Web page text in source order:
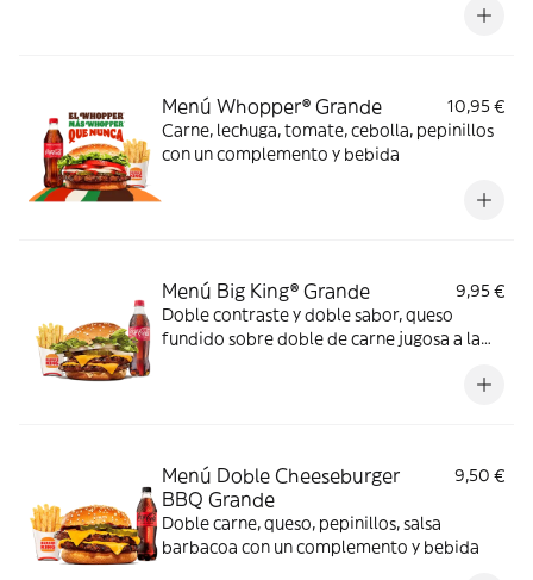
Menú Whopper® Grande
10,95 €
Carne, lechuga, tomate, cebolla, pepinillos
con un complemento y bebida
Menú Big King® Grande
9,95 €
Doble contraste y doble sabor, queso
fundido sobre doble de carne jugosa a la
bañados en exquisita salsa Big King entre
Menú Doble Cheeseburger
BBQ Grande
9,50 €
Doble carne, queso, pepinillos, salsa
barbacoa con un complemento y bebida